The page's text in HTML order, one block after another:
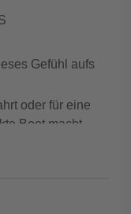
Gefühl aufs
oder für eine
Boot macht
schnell
leicht
Motors nutzt,